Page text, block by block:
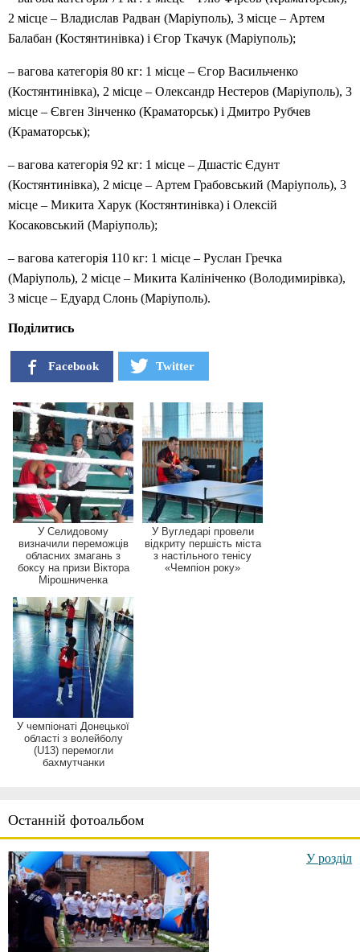
Останній фотоальбом
У розділ
2 місце – Владислав Радван (Маріуполь), 3 місце – Артем
Балабан (Костянтинівка) і Єгор Ткачук (Маріуполь);
– вагова категорія 80 кг: 1 місце – Єгор Васильченко
(Костянтинівка), 2 місце – Олександр Нестеров (Маріуполь), 3
місце – Євген Зінченко (Краматорськ) і Дмитро Рубчев
(Краматорськ);
– вагова категорія 92 кг: 1 місце – Дшастіс Єдунт
(Костянтинівка), 2 місце – Артем Грабовський (Маріуполь), 3
місце – Микита Харук (Костянтинівка) і Олексій
Косаковський (Маріуполь);
– вагова категорія 110 кг: 1 місце – Руслан Гречка
(Маріуполь), 2 місце – Микита Калініченко (Володимирівка),
3 місце – Едуард Слонь (Маріуполь).
Поділитись
Facebook Twitter
У Селидовому
визначили переможців
обласних змагань з
боксу на призи Віктора
Мірошниченка
У Вугледарі провели
відкриту першість міста
з настільного тенісу
«Чемпіон року»
У чемпіонаті Донецької
області з волейболу
(U13) перемогли
бахмутчанки